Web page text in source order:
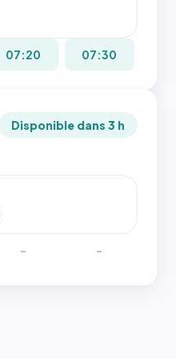
07:20 07:30
Disponible dans 3 h
- -